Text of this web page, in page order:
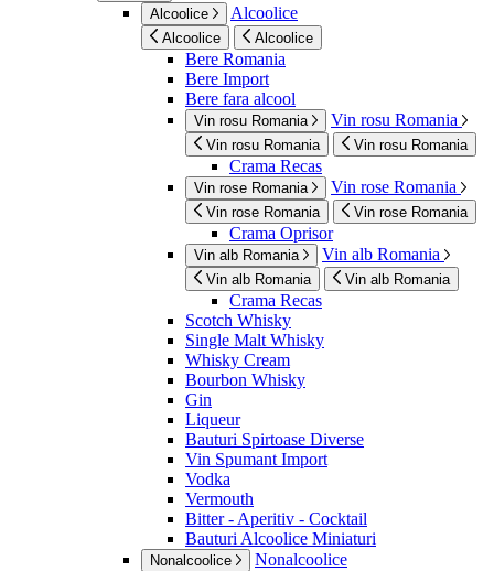
Alcoolice
Alcoolice
Alcoolice Alcoolice
Bere Romania
Bere Import
Bere fara alcool
Vin rosu Romania Vin rosu Romania
Vin rosu Romania Vin rosu Romania
Crama Recas
Vin rose Romania Vin rose Romania
Vin rose Romania Vin rose Romania
Crama Oprisor
Vin alb Romania Vin alb Romania
Vin alb Romania Vin alb Romania
Crama Recas
Scotch Whisky
Single Malt Whisky
Whisky Cream
Bourbon Whisky
Gin
Liqueur
Bauturi Spirtoase Diverse
Vin Spumant Import
Vodka
Vermouth
Bitter - Aperitiv - Cocktail
Bauturi Alcoolice Miniaturi
Nonalcoolice Nonalcoolice